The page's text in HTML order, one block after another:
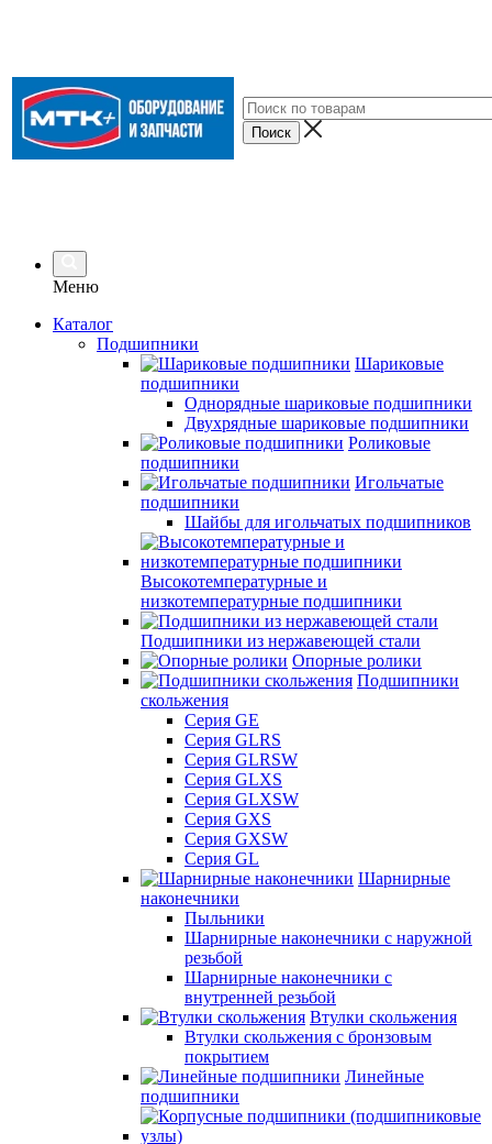
Меню
Каталог
Подшипники
Шариковые
подшипники
Однорядные шариковые подшипники
Двухрядные шариковые подшипники
Роликовые
подшипники
Игольчатые
подшипники
Шайбы для игольчатых подшипников
Высокотемпературные и
низкотемпературные подшипники
Подшипники из нержавеющей стали
Опорные ролики
Подшипники
скольжения
Серия GE
Серия GLRS
Серия GLRSW
Серия GLXS
Серия GLXSW
Серия GXS
Серия GXSW
Серия GL
Шарнирные
наконечники
Пыльники
Шарнирные наконечники с наружной
резьбой
Шарнирные наконечники с
внутренней резьбой
Втулки скольжения
Втулки скольжения с бронзовым
покрытием
Линейные
подшипники